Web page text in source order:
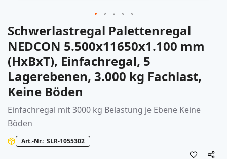
Zum
Anfang
der
Bildergalerie
springen
Schwerlastregal Palettenregal
NEDCON 5.500x11650x1.100 mm
(HxBxT), Einfachregal, 5
Lagerebenen, 3.000 kg Fachlast,
Keine Böden
Einfachregal mit 3000 kg Belastung je Ebene Keine
Böden
Art.-Nr. SLR-1055302